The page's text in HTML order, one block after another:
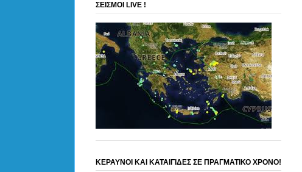
ΣΕΙΣΜΟΙ LIVE !
ΚΕΡΑΥΝΟΙ ΚΑΙ ΚΑΤΑΙΓΙΔΕΣ ΣΕ ΠΡΑΓΜΑΤΙΚΟ ΧΡΟΝΟ!